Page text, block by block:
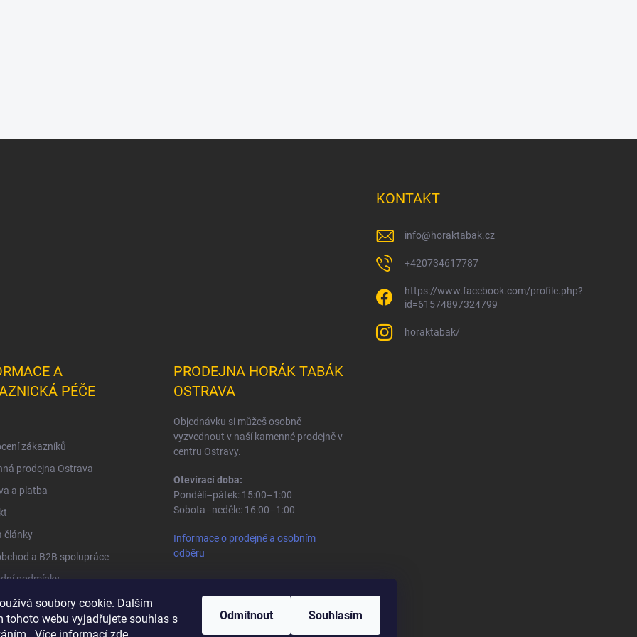
soubory cookie. Dalším
tohoto webu vyjadřujete souhlas s
Odmítnout Souhlasím
KONTAKT
info@horaktabak.cz
+420734617787
https://www.facebook.com/profile.php?
id=61574897324799
horaktabak/
A
PÉČE
zákazníků
prodejna Ostrava
a platba
články
a B2B spolupráce
podmínky
osobních údajů
PRODEJNA HORÁK TABÁK
OSTRAVA
Objednávku si můžeš osobně
vyzvednout v naší kamenné prodejně v
centru Ostravy.
Otevírací doba:
Pondělí–pátek: 15:00–1:00
Sobota–neděle: 16:00–1:00
Informace o prodejně a osobním
odběru